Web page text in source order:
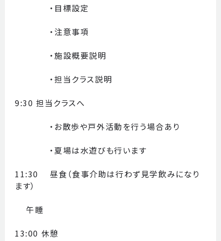
・目標設定
・注意事項
・施設概要説明
・担当クラス説明
9:30 担当クラスへ
・お散歩や戸外活動を行う場合あり
・夏場は水遊びも行います
11:30 昼食（食事介助は行わず見学飲みになり
ます）
午睡
13:00 休憩